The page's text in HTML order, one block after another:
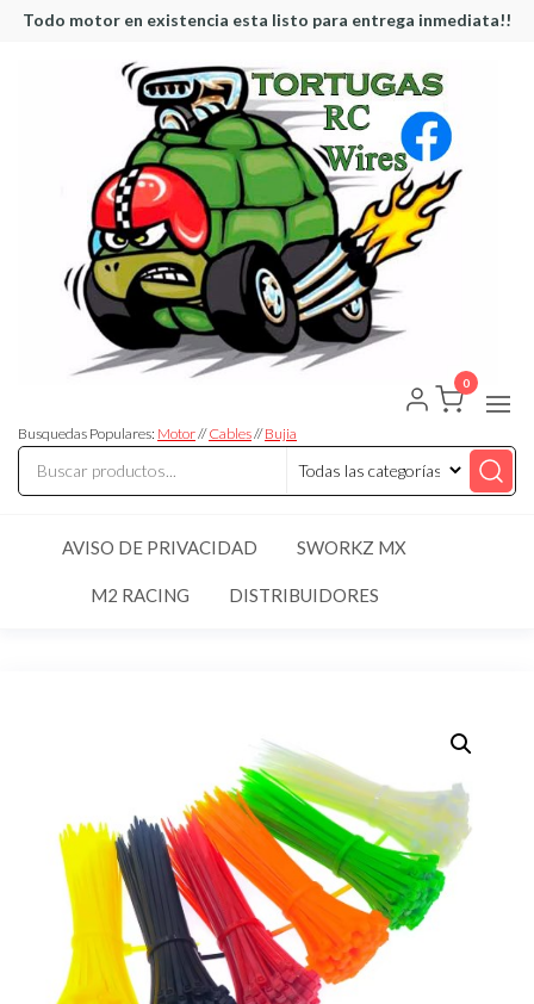
SaltarTodo motor en existencia esta listo para entrega inmediata!!
RC
articulos
de RC
Busquedas Populares: Motor//Cables//Bujia
0
AVISO DE PRIVACIDAD SWORKZ MX
M2 RACING DISTRIBUIDORES